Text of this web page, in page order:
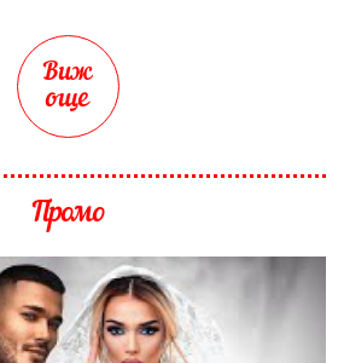
Виж
още
Промо